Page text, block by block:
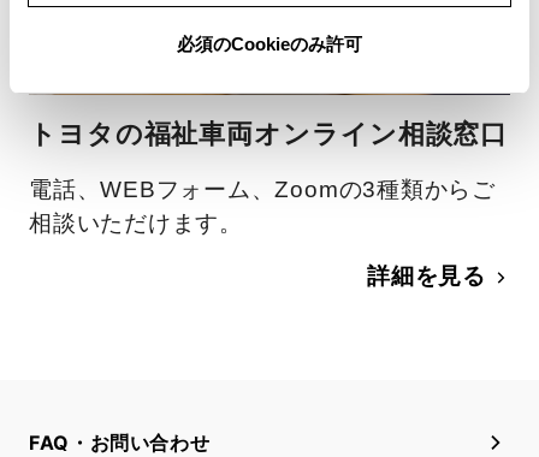
必須のCookieのみ許可
トヨタの福祉車両オンライン相談窓口
電話、WEBフォーム、Zoomの3種類からご
相談いただけます。
詳細を見る
FAQ・お問い合わせ